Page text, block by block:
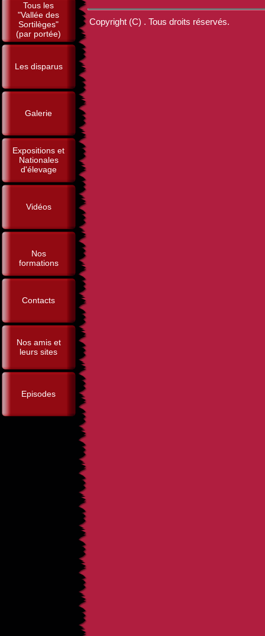
Tous les
"Vallée des
Sortilèges"
(par portée)
Les disparus
Galerie
Expositions et
Nationales
d'élevage
Vidéos
Nos
formations
Contacts
Nos amis et
leurs sites
Episodes
Copyright (C) . Tous droits réservés.